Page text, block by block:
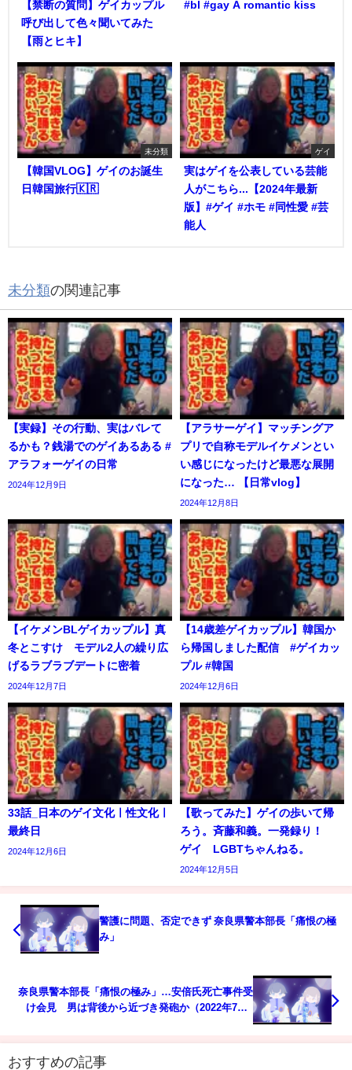
【禁断の質問】ゲイカップル
呼び出して色々聞いてみた
【雨とヒキ】
#bl #gay A romantic kiss
未分類
【韓国VLOG】ゲイのお誕生
日韓国旅行🇰🇷
ゲイ
実はゲイを公表している芸能
人がこちら...【2024年最新
版】#ゲイ #ホモ #同性愛 #芸
能人
未分類の関連記事
【実録】その行動、実はバレて
るかも？銭湯でのゲイあるある #
アラフォーゲイの日常
2024年12月9日
【アラサーゲイ】マッチングア
プリで自称モデルイケメンとい
い感じになったけど最悪な展開
になった… 【日常vlog】
2024年12月8日
【イケメンBLゲイカップル】真
冬とこすけ モデル2人の繰り広
げるラブラブデートに密着
2024年12月7日
【14歳差ゲイカップル】韓国か
ら帰国しました配信 #ゲイカッ
プル #韓国
2024年12月6日
33話_日本のゲイ文化ㅣ性文化ㅣ
最終日
2024年12月6日
【歌ってみた】ゲイの歩いて帰
ろう。斉藤和義。一発録り！
ゲイ LGBTちゃんねる。
2024年12月5日
警護に問題、否定できず 奈良県警本部長「痛恨の極
み」
奈良県警本部長「痛恨の極み」…安倍氏死亡事件受
け会見 男は背後から近づき発砲か（2022年7月9
おすすめの記事